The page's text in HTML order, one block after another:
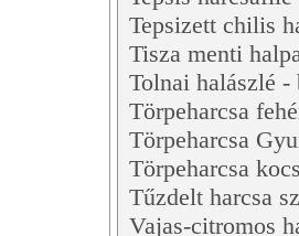
Tepsizett chilis
Tisza menti
Tolnai halászlé -
Törpeharcsa
Törpeharcsa
Törpeharcsa
Tűzdelt harcsa
Vajas-citromos